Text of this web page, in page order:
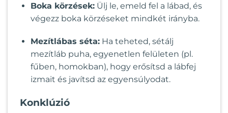
Boka körzések:Ülj le, emeld fel a lábad, és
végezz boka körzéseket mindkét irányba.
Mezítlábas séta:Ha teheted, sétálj
mezítláb puha, egyenetlen felületen (pl.
fűben, homokban), hogy erősítsd a lábfej
izmait és javítsd az egyensúlyodat.
Konklúzió